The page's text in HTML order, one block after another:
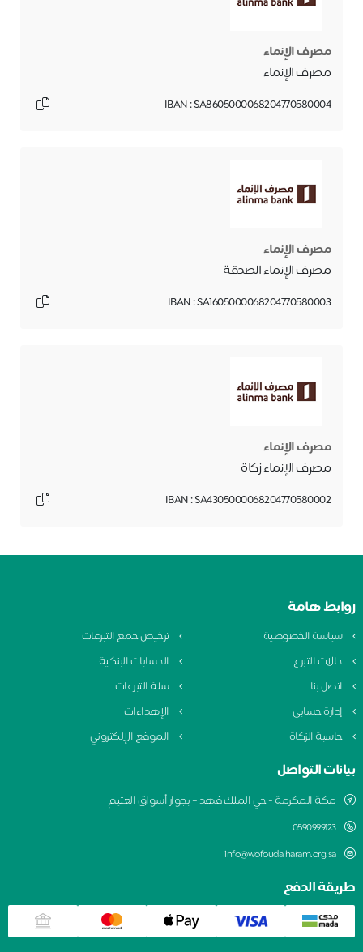
مصرف الإنماء
مصرف الإنماء
IBAN : SA8605000068204770580004
مصرف الإنماء
مصرف الإنماء الصدقة
IBAN : SA1605000068204770580003
مصرف الإنماء
مصرف الإنماء زكاة
IBAN : SA4305000068204770580002
روابط هامة
سياسة الخصوصية
ترخيص جمع التبرعات
حالات التبرع
الحسابات البنكية
اتصل بنا
سلة التبرعات
إدارة حسابي
الإهداءات
حاسبة الزكاة
الموقع الإلكتروني
بيانات التواصل
مكة المكرمة - حي الملك فهد – بجوار أسواق العثيم
0590999123
info@wofoudalharam.org.sa
طريقة الدفع